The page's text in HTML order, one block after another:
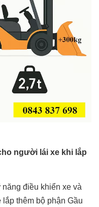
người lái xe khi lắp
điều khiển xe và
thêm bộ phận Gầu